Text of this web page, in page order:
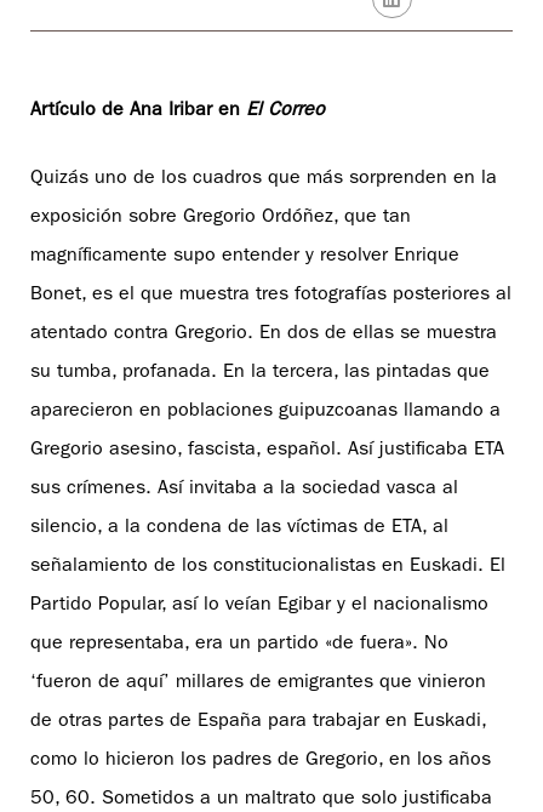
Artículo de Ana Iribar en El Correo
Quizás uno de los cuadros que más sorprenden en la
exposición sobre Gregorio Ordóñez, que tan
magníficamente supo entender y resolver Enrique
Bonet, es el que muestra tres fotografías posteriores al
atentado contra Gregorio. En dos de ellas se muestra
su tumba, profanada. En la tercera, las pintadas que
aparecieron en poblaciones guipuzcoanas llamando a
Gregorio asesino, fascista, español. Así justificaba ETA
sus crímenes. Así invitaba a la sociedad vasca al
silencio, a la condena de las víctimas de ETA, al
señalamiento de los constitucionalistas en Euskadi. El
Partido Popular, así lo veían Egibar y el nacionalismo
que representaba, era un partido «de fuera». No
‘fueron de aquí’ millares de emigrantes que vinieron
de otras partes de España para trabajar en Euskadi,
como lo hicieron los padres de Gregorio, en los años
50, 60. Sometidos a un maltrato que solo justificaba